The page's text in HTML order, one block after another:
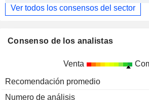
Ver todos los consensos del sector
Consenso de los analistas
Venta
Recomendación promedio
Numero de análisis